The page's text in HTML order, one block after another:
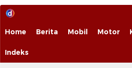
Home Berita Mobil Motor
Indeks